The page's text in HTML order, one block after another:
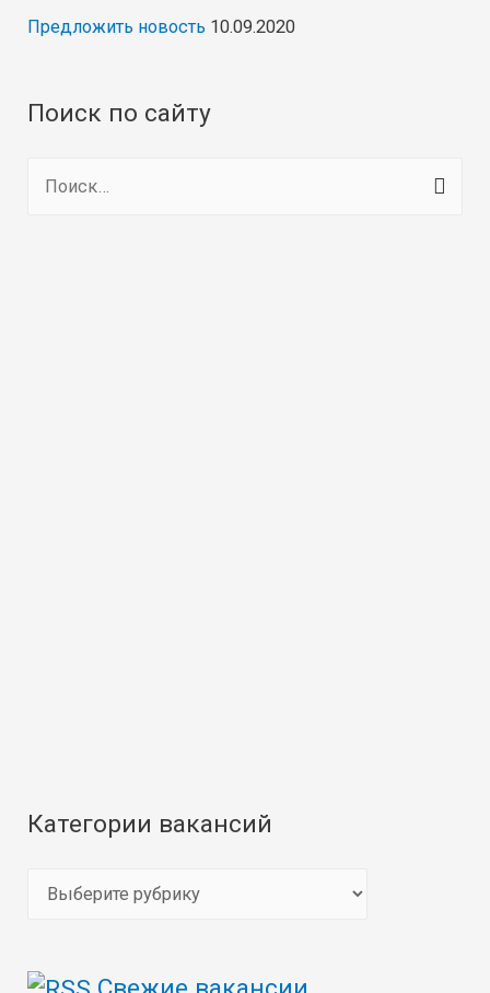
Предложить новость 10.09.2020
Поиск по сайту
Категории вакансий
е